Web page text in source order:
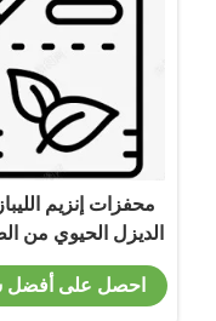
محفزات إنزيم
الديزل الحيوي من
الدقيقة
احصل على أفضل